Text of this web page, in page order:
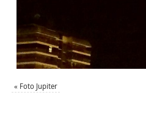
« Foto Jupiter